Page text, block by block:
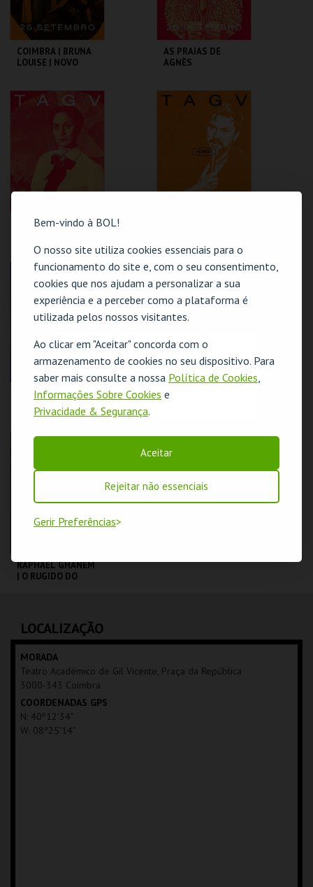
Bem-vindo à BOL!
O nosso site utiliza cookies essenciais para o
funcionamento do site e, com o seu consentimento,
cookies que nos ajudam a personalizar a sua
experiência e a perceber como a plataforma é
utilizada pelos nossos visitantes.
Ao clicar em "Aceitar" concorda com o
armazenamento de cookies no seu dispositivo. Para
saber mais consulte a nossa Política de Cookies,
Informações Sobre Cookies e
Privacidade & Segurança.
Aceitar
Rejeitar não essenciais
Gerir Preferências
COIMBRA | BRUNA
LOUISE | NOVO
TAGV
COMPRAR
AS PRAIAS DE
AGNÈS
TAGV
MAIS INFO
COMPRAR
SENTIMENTO
TAGV
MAIS INFO
COMPRAR
ENTRE NÓS
TAGV
COMPRAR
DIOGO BATÁGUAS |
OPTIMISTA
CÉPTICO
TAGV
COIMBRA |
TAGV
MAIS INFO
RAPHAEL GHANEM
| O RUGIDO DO
MAIS INFO
COMPRAR
LOCALIZAÇÃO
MORADA
Teatro Académico de Gil Vicente, Praça da República
3000-343 Coimbra
COORDENADAS GPS
N: 40º12'34"
W: 08º25'14"
O evento escolhido não está disponível
OK